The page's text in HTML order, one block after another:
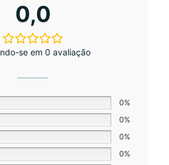
0,0
se em 0 avaliação
0%
0%
0%
0%